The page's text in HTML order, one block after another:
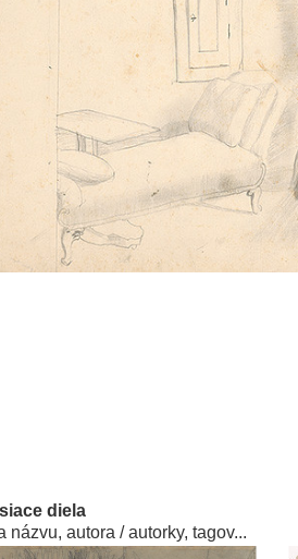
diela
názvu, autora / autorky, tagov...